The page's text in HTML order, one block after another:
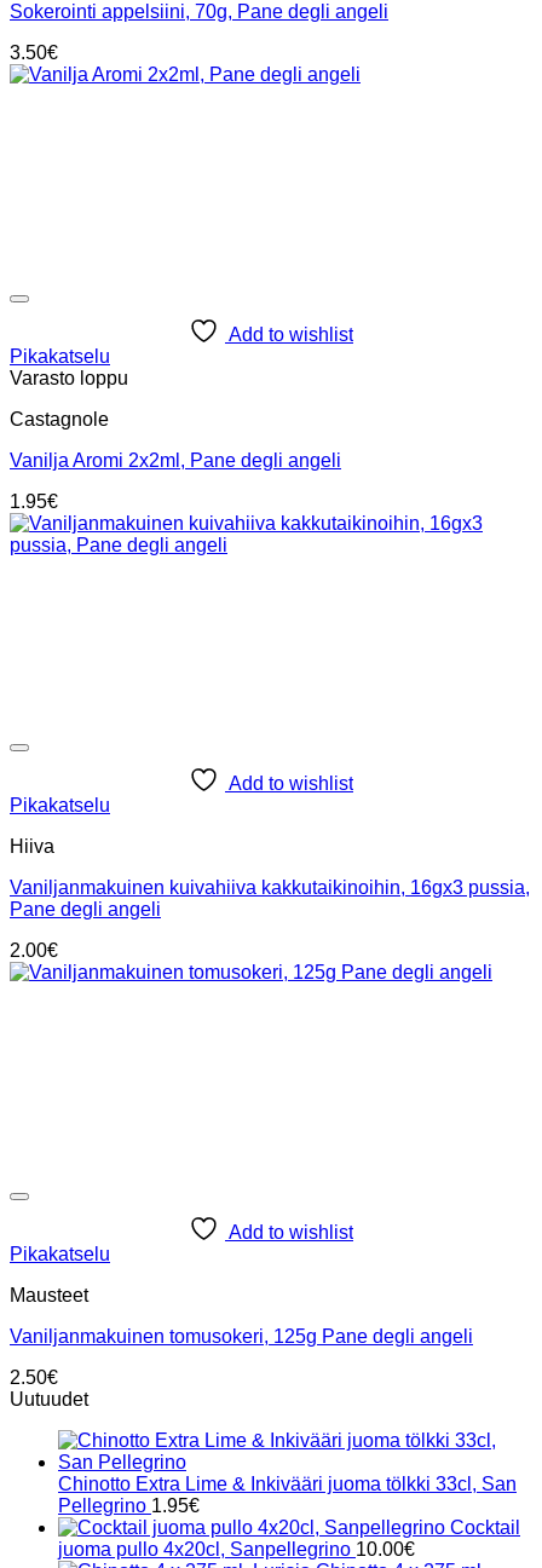
Sokerointi appelsiini, 70g, Pane degli angeli
3.50€
Add to wishlist
Pikakatselu
Varasto loppu
Castagnole
Vanilja Aromi 2x2ml, Pane degli angeli
1.95€
Add to wishlist
Pikakatselu
Hiiva
Vaniljanmakuinen kuivahiiva kakkutaikinoihin, 16gx3 pussia,
Pane degli angeli
2.00€
Add to wishlist
Pikakatselu
Mausteet
Vaniljanmakuinen tomusokeri, 125g Pane degli angeli
2.50€
Uutuudet
Chinotto Extra Lime & Inkivääri juoma tölkki 33cl, San
Pellegrino 1.95€
Cocktail
juoma pullo 4x20cl, Sanpellegrino 10.00€